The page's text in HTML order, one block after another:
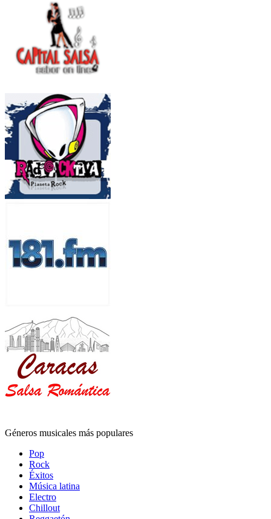
Géneros musicales más populares
Pop
Rock
Éxitos
Música latina
Electro
Chillout